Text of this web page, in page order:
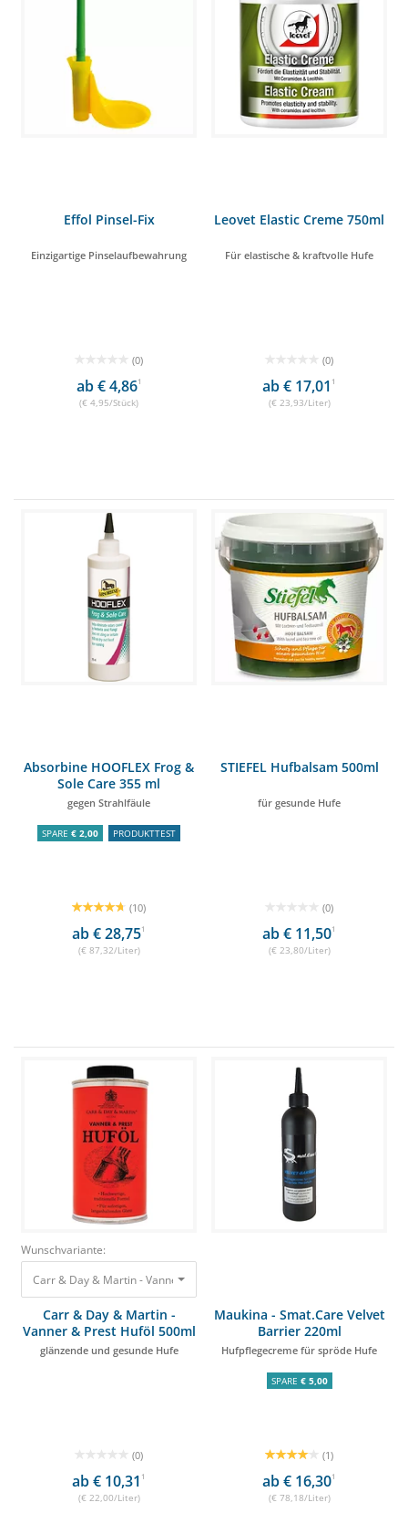
Effol Pinsel-Fix
Einzigartige Pinselaufbewahrung
(0)
ab € 4,861
(€ 4,95/Stück)
Leovet Elastic Creme 750ml
Für elastische & kraftvolle Hufe
(0)
ab € 17,01 1
(€ 23,93/Liter)
Absorbine HOOFLEX Frog &
Sole Care 355 ml
gegen Strahlfäule
SPARE € 2,00 PRODUKTTEST
(10)
ab € 28,751
(€ 87,32/Liter)
STIEFEL Hufbalsam 500ml
für gesunde Hufe
(0)
ab € 11,501
(€ 23,80/Liter)
Wunschvariante:
Carr & Day & Martin - Vanner & Prest Huföl 500ml glänzende und
Carr & Day & Martin -
Vanner & Prest Huföl 500ml
glänzende und gesunde Hufe
(0)
ab € 10,31 1
(€ 22,00/Liter)
Maukina - Smat.Care Velvet
Barrier 220ml
Hufpflegecreme für spröde Hufe
SPARE € 5,00
(1)
ab € 16,301
(€ 78,18/Liter)